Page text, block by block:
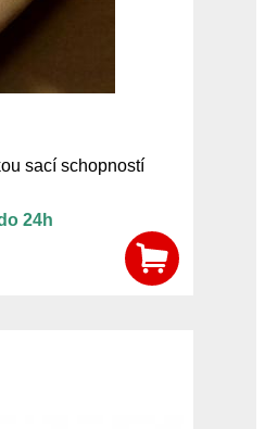
sací schopností
24h